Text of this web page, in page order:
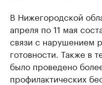
В Нижегородской
апреля по 11 мая
связи с нарушением
готовности. Также в
было проведено
профилактических